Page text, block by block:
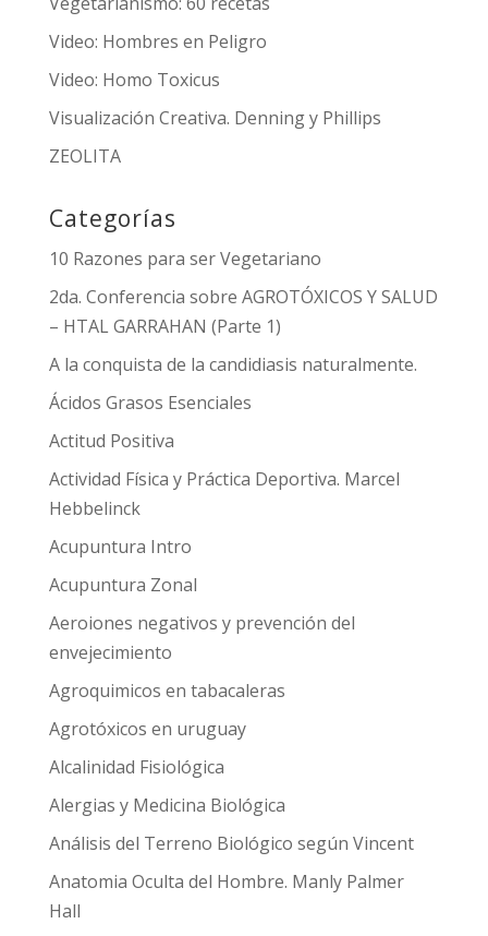
Video: Hombres en Peligro
Video: Homo Toxicus
Visualización Creativa. Denning y Phillips
ZEOLITA
Categorías
10 Razones para ser Vegetariano
2da. Conferencia sobre AGROTÓXICOS Y SALUD
– HTAL GARRAHAN (Parte 1)
A la conquista de la candidiasis naturalmente.
Ácidos Grasos Esenciales
Actitud Positiva
Actividad Física y Práctica Deportiva. Marcel
Hebbelinck
Acupuntura Intro
Acupuntura Zonal
Aeroiones negativos y prevención del
envejecimiento
Agroquimicos en tabacaleras
Agrotóxicos en uruguay
Alcalinidad Fisiológica
Alergias y Medicina Biológica
Análisis del Terreno Biológico según Vincent
Anatomia Oculta del Hombre. Manly Palmer
Hall